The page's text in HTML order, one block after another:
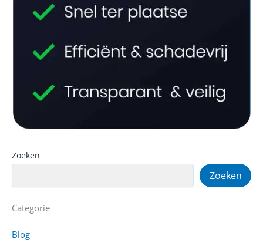
Zoeken
Zoeken
Categorie
Blog